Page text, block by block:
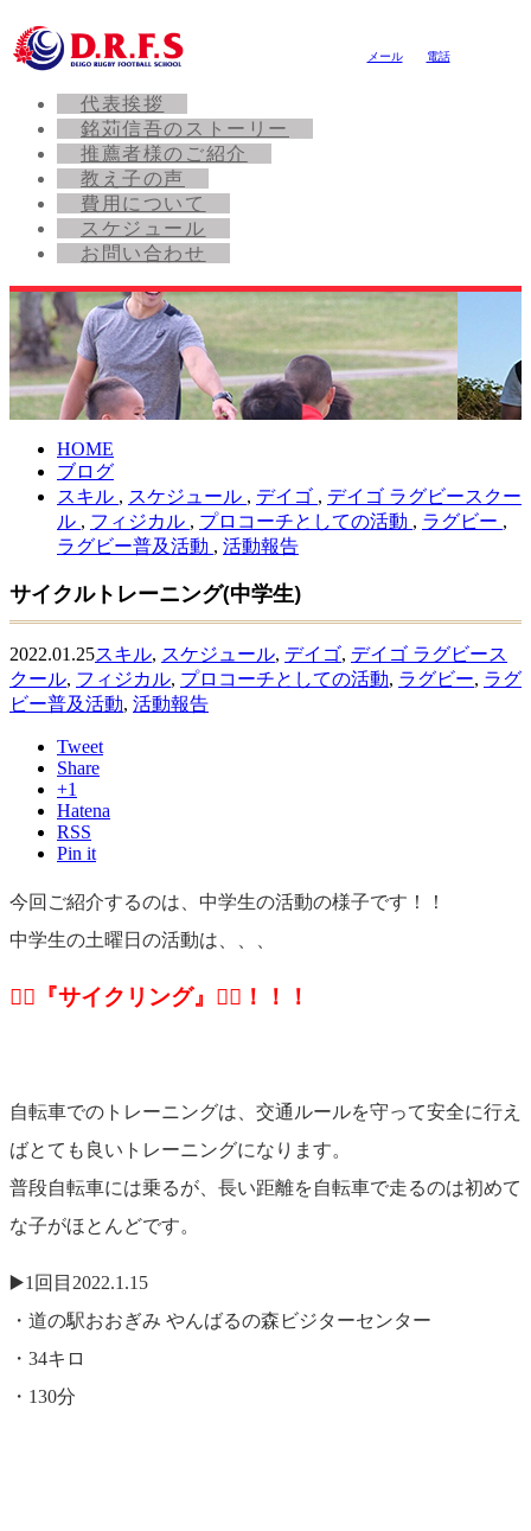
メール 電話
代表挨拶
銘苅信吾のストーリー
推薦者様のご紹介
教え子の声
費用について
スケジュール
お問い合わせ
HOME
ブログ
スキル , スケジュール , デイゴ , デイゴ ラグビースクー
ル , フィジカル , プロコーチとしての活動 , ラグビー ,
ラグビー普及活動 , 活動報告
サイクルトレーニング(中学生)
2022.01.25スキル, スケジュール, デイゴ, デイゴ ラグビース
クール, フィジカル, プロコーチとしての活動, ラグビー, ラグ
ビー普及活動, 活動報告
Tweet
Share
+1
Hatena
RSS
Pin it
今回ご紹介するのは、中学生の活動の様子です！！
中学生の土曜日の活動は、、、
🚴‍♀️『サイクリング』🚴‍♀️！！！
自転車でのトレーニングは、交通ルールを守って安全に行え
ばとても良いトレーニングになります。
普段自転車には乗るが、長い距離を自転車で走るのは初めて
な子がほとんどです。
▶️1回目2022.1.15
・道の駅おおぎみ やんばるの森ビジターセンター
・34キロ
・130分